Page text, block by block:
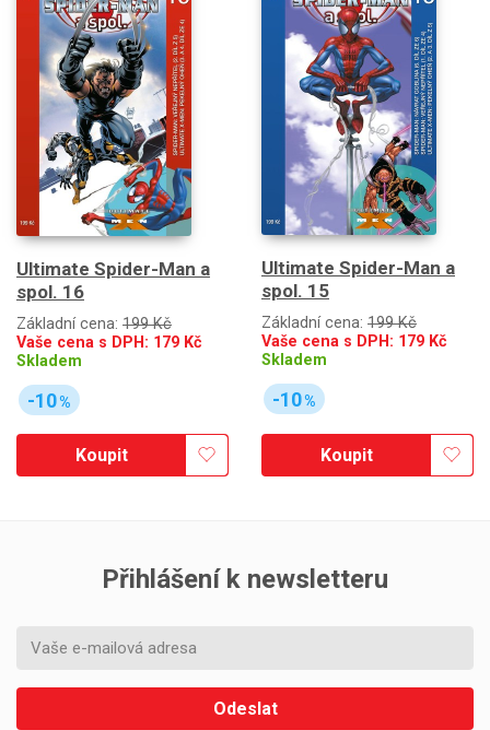
Ultimate Spider-Man a
spol. 16
Základní cena: 199 Kč
Vaše cena s DPH: 179 Kč
Skladem
-10%
Koupit
Ultimate Spider-Man a
spol. 15
Základní cena: 199 Kč
Vaše cena s DPH: 179 Kč
Skladem
-10%
Koupit
Přihlášení k newsletteru
Odeslat